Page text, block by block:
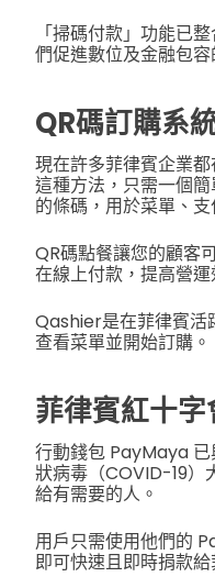
「掃碼付款」功能已
們促進數位及金融包
QR碼訂購系
現在許多菲律賓企業
這種方法，只需一個
的條碼，用於菜單、
QR碼點餐讓您的顧客
在線上付款，提高營
Qashier是在菲律賓活
查看菜單並開始訂購。
菲律賓紅十字
行動錢包 PayMaya 已
狀病毒（COVID-19）
給有需要的人。
用戶只需使用他們的
即可快速且即時捐款